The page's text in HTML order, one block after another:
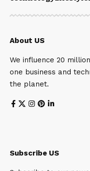
About US
We influence 20
one business and
the planet.
Subscribe US